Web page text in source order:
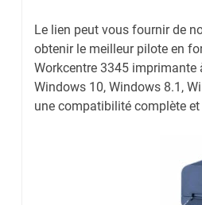
Le lien peut vous fournir de
obtenir le meilleur pilote en
Workcentre 3345
Windows 10, Windows 8.1,
une compatibilité complète